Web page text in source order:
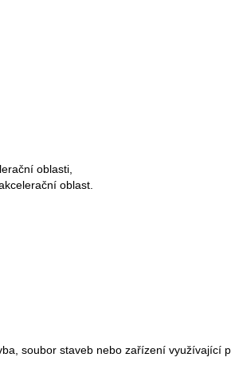
oblasti,
oblast.
soubor staveb nebo zařízení využívající